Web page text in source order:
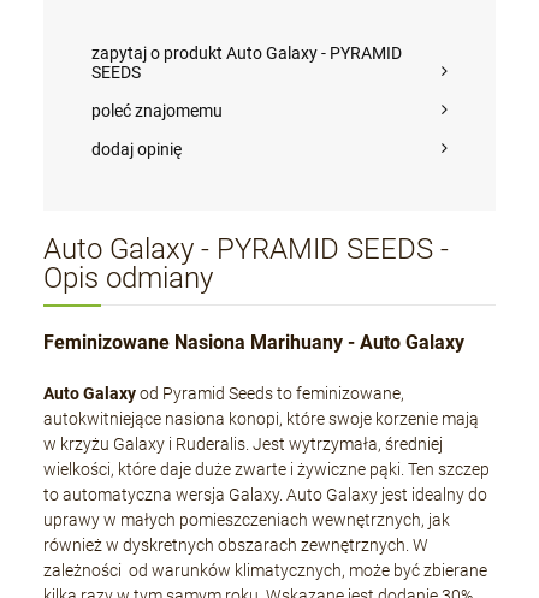
zapytaj o produkt Auto Galaxy - PYRAMID
SEEDS
poleć znajomemu
dodaj opinię
Auto Galaxy - PYRAMID SEEDS -
Opis odmiany
Feminizowane Nasiona Marihuany - Auto Galaxy
Auto Galaxyod Pyramid Seeds to feminizowane,
autokwitniejące nasiona konopi, które swoje korzenie mają
w krzyżu Galaxy i Ruderalis. Jest wytrzymała, średniej
wielkości, które daje duże zwarte i żywiczne pąki. Ten szczep
to automatyczna wersja Galaxy. Auto Galaxy jest idealny do
uprawy w małych pomieszczeniach wewnętrznych, jak
również w dyskretnych obszarach zewnętrznych. W
zależności od warunków klimatycznych, może być zbierane